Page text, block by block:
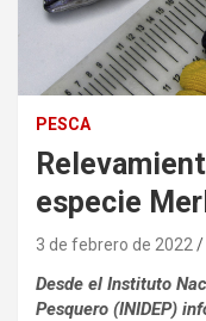
PESCA
especie
3 de febrero de 2022
Desde el Instituto
Pesquero (INIDEP)